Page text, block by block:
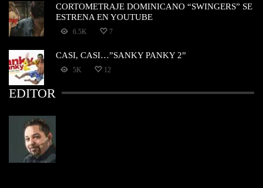
CORTOMETRAJE DOMINICANO “SWINGERS” SE
ESTRENA EN YOUTUBE
6.5K 7
CASI, CASI…”SANKY PANKY 2”
5K 12
EDITOR